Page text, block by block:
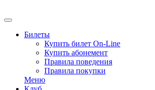
Билеты
Купить билет On-Line
Купить абонемент
Правила поведения
Правила покупки
Меню